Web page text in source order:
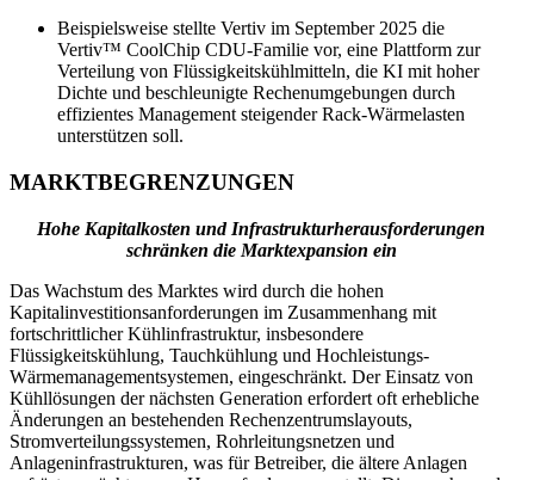
Beispielsweise stellte Vertiv im September 2025 die
Vertiv™ CoolChip CDU-Familie vor, eine Plattform zur
Verteilung von Flüssigkeitskühlmitteln, die KI mit hoher
Dichte und beschleunigte Rechenumgebungen durch
effizientes Management steigender Rack-Wärmelasten
unterstützen soll.
MARKTBEGRENZUNGEN
Hohe Kapitalkosten und Infrastrukturherausforderungen
schränken die Marktexpansion ein
Das Wachstum des Marktes wird durch die hohen
Kapitalinvestitionsanforderungen im Zusammenhang mit
fortschrittlicher Kühlinfrastruktur, insbesondere
Flüssigkeitskühlung, Tauchkühlung und Hochleistungs-
Wärmemanagementsystemen, eingeschränkt. Der Einsatz von
Kühllösungen der nächsten Generation erfordert oft erhebliche
Änderungen an bestehenden Rechenzentrumslayouts,
Stromverteilungssystemen, Rohrleitungsnetzen und
Anlageninfrastrukturen, was für Betreiber, die ältere Anlagen